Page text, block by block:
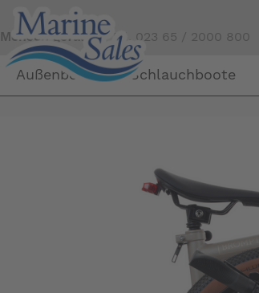
Mensch gefällig?Tel. 023 65 / 2000 800
Außenborder Schlauchboote